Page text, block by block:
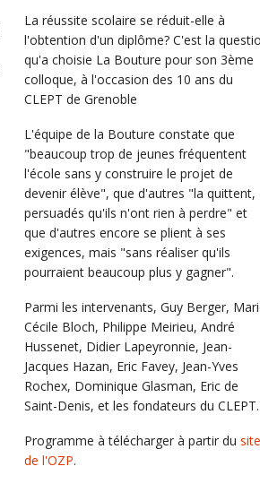
La réussite scolaire se réduit-elle à
l'obtention d'un diplôme? C'est la
qu'a choisie La Bouture pour son 3ème
colloque, à l'occasion des 10 ans du
CLEPT de Grenoble
L'équipe de la Bouture constate que
"beaucoup trop de jeunes fréquentent
l'école sans y construire le projet de
devenir élève", que d'autres "la quittent,
persuadés qu'ils n'ont rien à perdre" et
que d'autres encore se plient à ses
exigences, mais "sans réaliser qu'ils
pourraient beaucoup plus y gagner".
Parmi les intervenants, Guy Berger,
Cécile Bloch, Philippe Meirieu, André
Hussenet, Didier Lapeyronnie, Jean-
Jacques Hazan, Eric Favey, Jean-Yves
Rochex, Dominique Glasman, Eric de
Saint-Denis, et les fondateurs du CLEPT.
Programme à télécharger à partir du site
de l'OZP.